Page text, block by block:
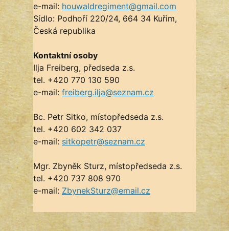
e-mail: houwaldregiment@gmail.com
Sídlo: Podhoří 220/24, 664 34 Kuřim,
Česká republika
Kontaktní osoby
Ilja Freiberg, předseda z.s.
tel. +420 770 130 590
e-mail: freiberg.ilja@seznam.cz
Bc. Petr Sitko, místopředseda z.s.
tel. +420 602 342 037
e-mail: sitkopetr@seznam.cz
Mgr. Zbyněk Sturz, místopředseda z.s.
tel. +420 737 808 970
e-mail: ZbynekSturz@email.cz